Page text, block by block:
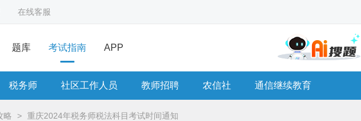
在线客服
题库 考试指南 APP
税务师 社区工作人员 教师招聘 农信社 通信继续教育
略 > 重庆2024年税务师税法科目考试时间通知